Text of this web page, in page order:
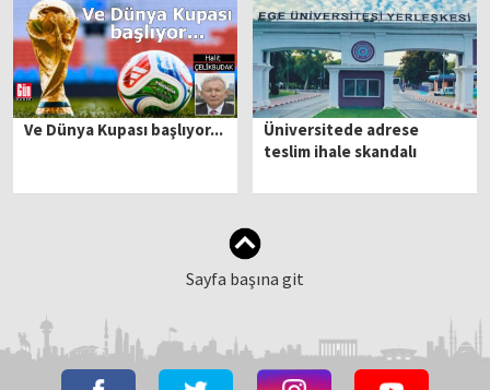
Ve Dünya Kupası başlıyor...
Üniversitede adrese
teslim ihale skandalı
Sayfa başına git